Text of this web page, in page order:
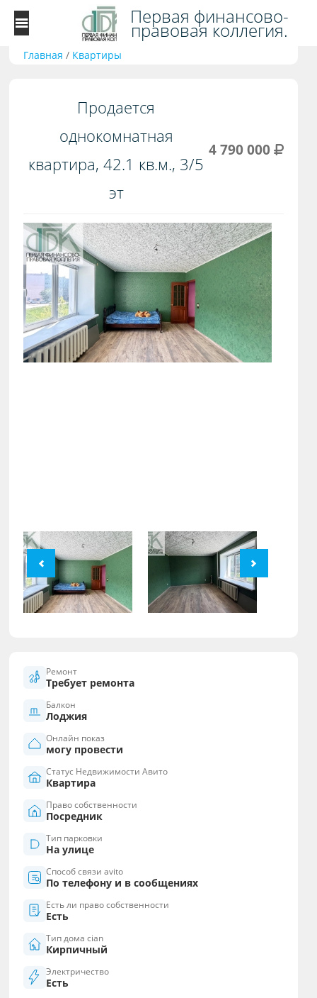
Первая финансово-
правовая коллегия.
Главная / Квартиры
Продается
однокомнатная
квартира, 42.1 кв.м., 3/5
эт
4 790 000
Ремонт
Требует ремонта
Балкон
Лоджия
Онлайн показ
могу провести
Статус Недвижимости Авито
Квартира
Право собственности
Посредник
Тип парковки
На улице
Способ связи avito
По телефону и в сообщениях
Есть ли право собственности
Есть
Тип дома cian
Кирпичный
Электричество
Есть